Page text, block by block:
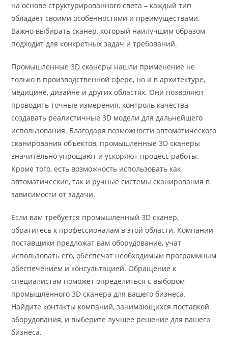
на основе структурированного света – каждый тип
обладает своими особенностями и преимуществами.
Важно выбирать сканер, который наилучшим образом
подходит для конкретных задач и требований.
Промышленные 3D сканеры нашли применение не
только в производственной сфере, но и в архитектуре,
медицине, дизайне и других областях. Они позволяют
проводить точные измерения, контроль качества,
создавать реалистичные 3D модели для дальнейшего
использования. Благодаря возможности автоматического
сканирования объектов, промышленные 3D сканеры
значительно упрощают и ускоряют процесс работы.
Кроме того, есть возможность использовать как
автоматические, так и ручные системы сканирования в
зависимости от задачи.
Если вам требуется промышленный 3D сканер,
обратитесь к профессионалам в этой области. Компании-
поставщики предложат вам оборудование, учат
использовать его, обеспечат необходимым программным
обеспечением и консультацией. Обращение к
специалистам поможет определиться с выбором
промышленного 3D сканера для вашего бизнеса.
Найдите контакты компаний, занимающихся поставкой
оборудования, и выберите лучшее решение для вашего
бизнеса.